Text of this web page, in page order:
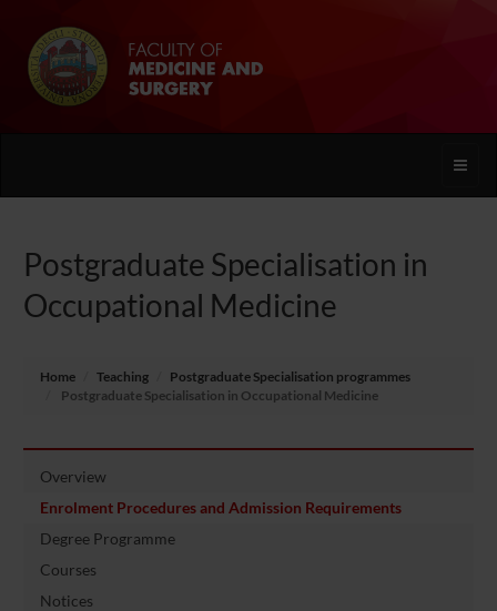
Toggle
Postgraduate Specialisation in
Occupational Medicine
Home Teaching
Postgraduate Specialisation programmes
Postgraduate Specialisation in Occupational Medicine
Overview
Enrolment Procedures and Admission Requirements
Degree Programme
Courses
Notices